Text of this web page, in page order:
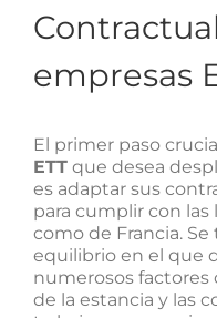
empresas
El primer paso
ETT que desea
es adaptar sus
para cumplir con las
como de Francia.
equilibrio en el que
numerosos factores
de la estancia y las